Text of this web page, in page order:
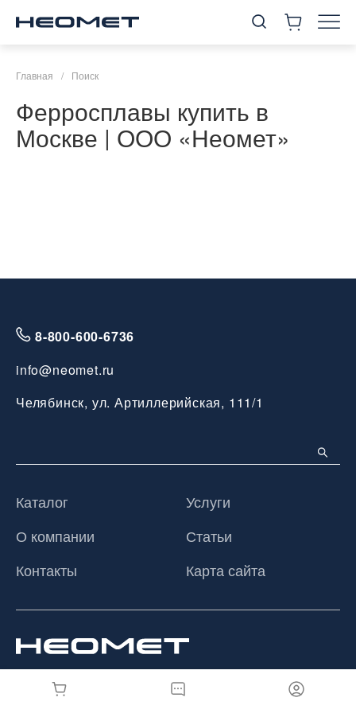
Главная / Поиск
Ферросплавы купить в
Москве | ООО «Неомет»
8-800-600-6736
info@neomet.ru
Челябинск, ул. Артиллерийская, 111/1
Каталог
Услуги
О компании
Статьи
Контакты
Карта сайта
© 2026 ООО «Неомет», Все права защищены